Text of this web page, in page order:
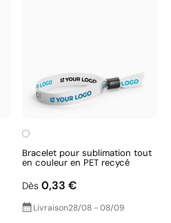
Bracelet pour sublimation tout
en couleur en PET recycé
Dès 0,33 €
Livraison28/08 - 08/09